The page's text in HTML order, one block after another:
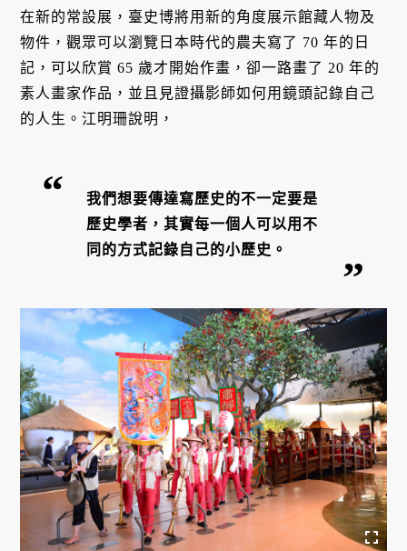
在新的常設展，臺史博將用新的角度展示館藏人物及
物件，觀眾可以瀏覽日本時代的農夫寫了 70 年的日
記，可以欣賞 65 歲才開始作畫，卻一路畫了 20 年的
素人畫家作品，並且見證攝影師如何用鏡頭記錄自己
的人生。江明珊說明，
我們想要傳達寫歷史的不一定要是
歷史學者，其實每一個人可以用不
同的方式記錄自己的小歷史。